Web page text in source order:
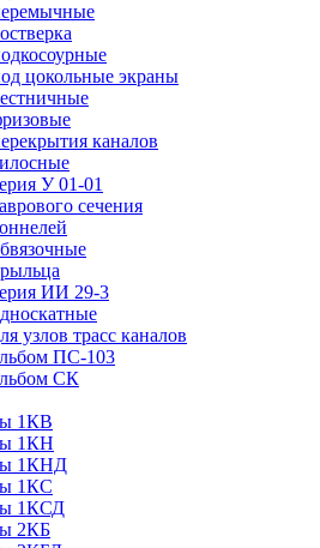
цокольные экраны
каналов
У 01-01
сечения
ИИ 29-3
узлов трасс каналов
ПС-103
СК
1КВ
1КН
1КНД
1КС
1КСД
2КБ